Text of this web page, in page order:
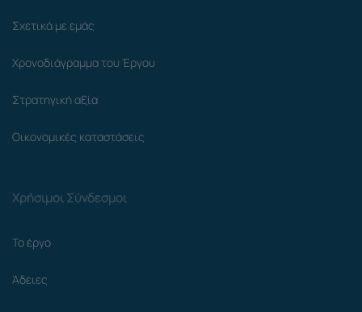
Σχετικά με εμάς
Χρονοδιάγραμμα του Έργου
Στρατηγική αξία
Οικονομικές καταστάσεις
Χρήσιμοι Σύνδεσμοι
Το έργο
Άδειες